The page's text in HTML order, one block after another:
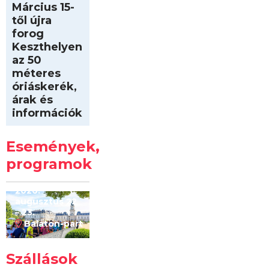
Március 15-
től újra
forog
Keszthelyen
az 50
méteres
óriáskerék,
árak és
információk
Események,
programok
Kilóméterek
2026
2026.
augusztus 22
– 23.
Balaton-part
Szállások